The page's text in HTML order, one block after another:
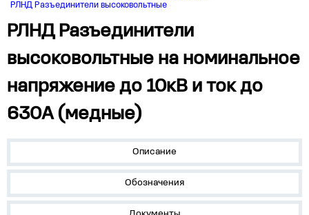
РЛНД Разъединители высоковольтные
РЛНД Разъединители
высоковольтные на номинальное
напряжение до 10кВ и ток до
630А (медные)
Описание
Обозначения